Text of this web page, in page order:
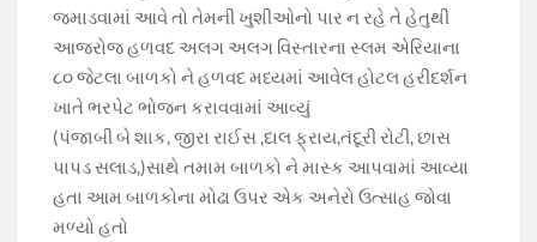
જમાડવામાં આવે તો તેમની ખુશીઓનો પાર ન રહે તે હેતુથી
આજરોજ હળવદ અલગ અલગ વિસ્તારના સ્લમ એરિયાના
૮૦ જેટલા બાળકો ને હળવદ મધ્યમાં આવેલ હોટલ હરીદર્શન
ખાતે ભરપેટ ભોજન કરાવવામાં આવ્યું
(પંજાબી બે શાક, જીરા રાઈસ ,દાલ ફ્રાય,તંદૂરી રોટી, છાસ
પાપડ સલાડ,)સાથે તમામ બાળકો ને માસ્ક આપવામાં આવ્યા
હતા આમ બાળકોના મોઢા ઉપર એક અનેરો ઉત્સાહ જોવા
મળ્યો હતો